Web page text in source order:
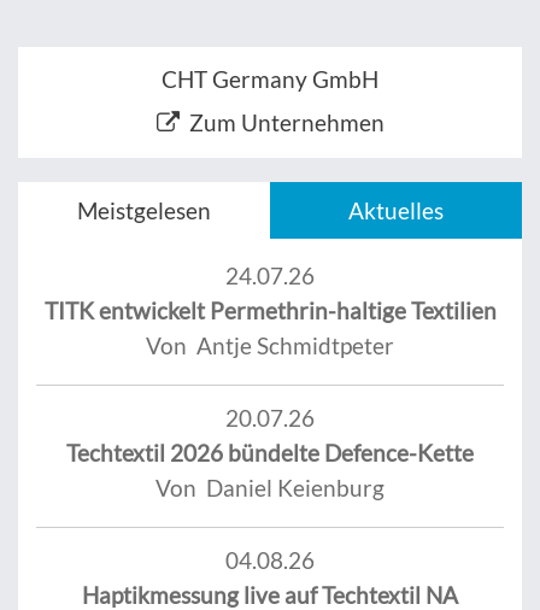
CHT Germany GmbH
Zum Unternehmen
Meistgelesen Aktuelles
24.07.26
TITK entwickelt Permethrin-haltige Textilien
Von Antje Schmidtpeter
20.07.26
Techtextil 2026 bündelte Defence-Kette
Von Daniel Keienburg
04.08.26
Haptikmessung live auf Techtextil NA